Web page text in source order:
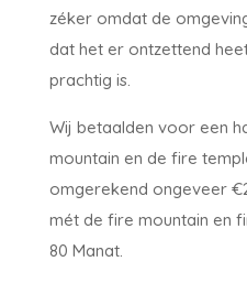
zéker omdat de
dat het er ontzettend
prachtig is.
Wij betaalden voor een
mountain en de fire
omgerekend ongeveer
mét de fire mountain en
80 Manat.